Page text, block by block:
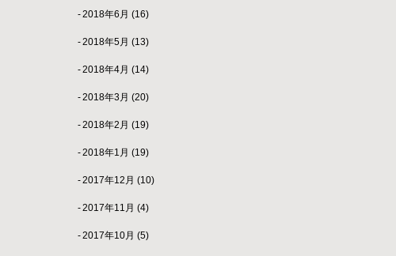
2018年6月 (16)
2018年5月 (13)
2018年4月 (14)
2018年3月 (20)
2018年2月 (19)
2018年1月 (19)
2017年12月 (10)
2017年11月 (4)
2017年10月 (5)